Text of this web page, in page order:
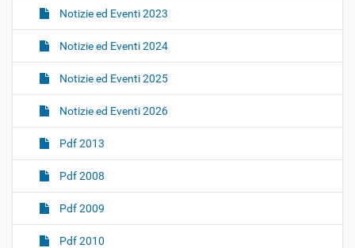
Notizie ed Eventi 2023
Notizie ed Eventi 2024
Notizie ed Eventi 2025
Notizie ed Eventi 2026
Pdf 2013
Pdf 2008
Pdf 2009
Pdf 2010